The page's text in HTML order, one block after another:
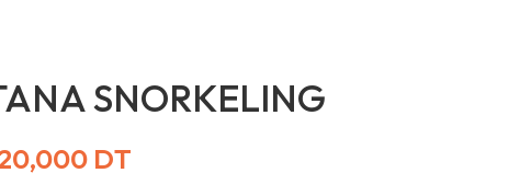
SNORKELING
DT